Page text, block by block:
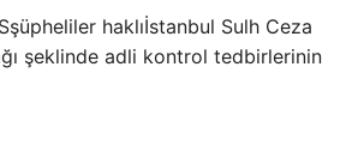
Sşüpheliler haklıİstanbul Sulh Ceza
şeklinde adli kontrol tedbirlerinin